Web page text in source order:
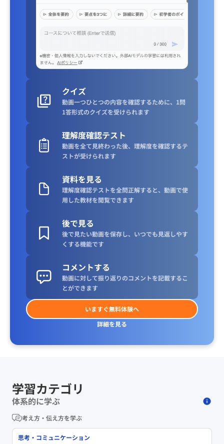
クイズ
動画一つひとつの内容を確認するために、1問
1答形式のクイズを受けられます
理解度確認テスト
動画を全て見終わった後、理解度を確認するテ
ストが受けられます
資料を見る
理解度確認テストを全問正解すると、動画で使
用した教材を閲覧できます
後で見る
後で見たい動画を保存し、いつでも見返しやす
くする機能です
コメントする
動画に対して振り返りのコメントを記載するこ
とができます
いますぐ無料体験へ
詳細を見る
学習カテゴリ
体系的に学ぶ
考え方・伝え方を学ぶ
思考・コミュニケーション